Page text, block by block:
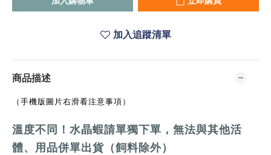
加入追蹤清單
商品描述
（手機版圖片右滑看注意事項）
溫度不同！水晶蝦請單獨下單， 無法與其他活
體、用品併單出貨（飼料除外）